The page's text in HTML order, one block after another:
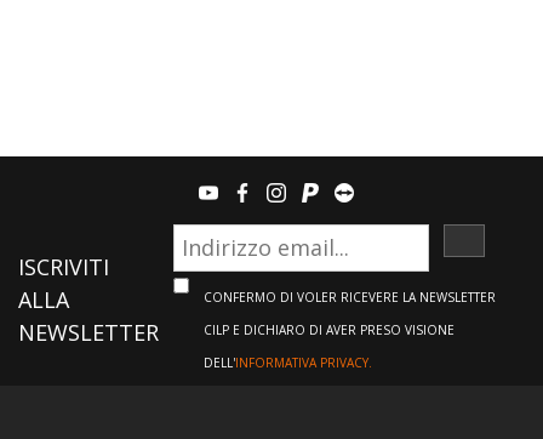
youtubefacebook
instagram
paypalteamviewer
ISCRIVITI
ALLA
NEWSLETTER
CONFERMO DI VOLER RICEVERE LA NEWSLETTER
CILP E DICHIARO DI AVER PRESO VISIONE
DELL'INFORMATIVA PRIVACY.